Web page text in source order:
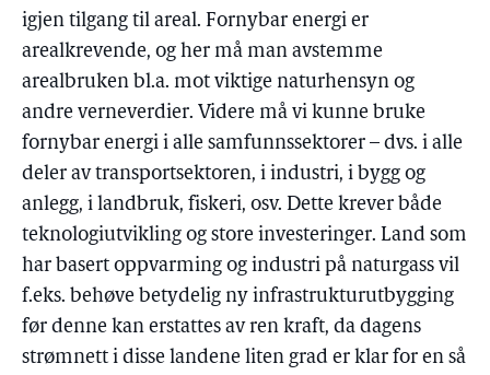
igjen tilgang til areal. Fornybar energi er
arealkrevende, og her må man avstemme
arealbruken bl.a. mot viktige naturhensyn og
andre verneverdier. Videre må vi kunne bruke
fornybar energi i alle samfunnssektorer – dvs. i alle
deler av transportsektoren, i industri, i bygg og
anlegg, i landbruk, fiskeri, osv. Dette krever både
teknologiutvikling og store investeringer. Land som
har basert oppvarming og industri på naturgass vil
f.eks. behøve betydelig ny infrastrukturutbygging
før denne kan erstattes av ren kraft, da dagens
strømnett i disse landene liten grad er klar for en så